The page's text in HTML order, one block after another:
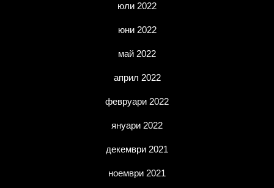
юли 2022
юни 2022
май 2022
април 2022
февруари 2022
януари 2022
декември 2021
ноември 2021